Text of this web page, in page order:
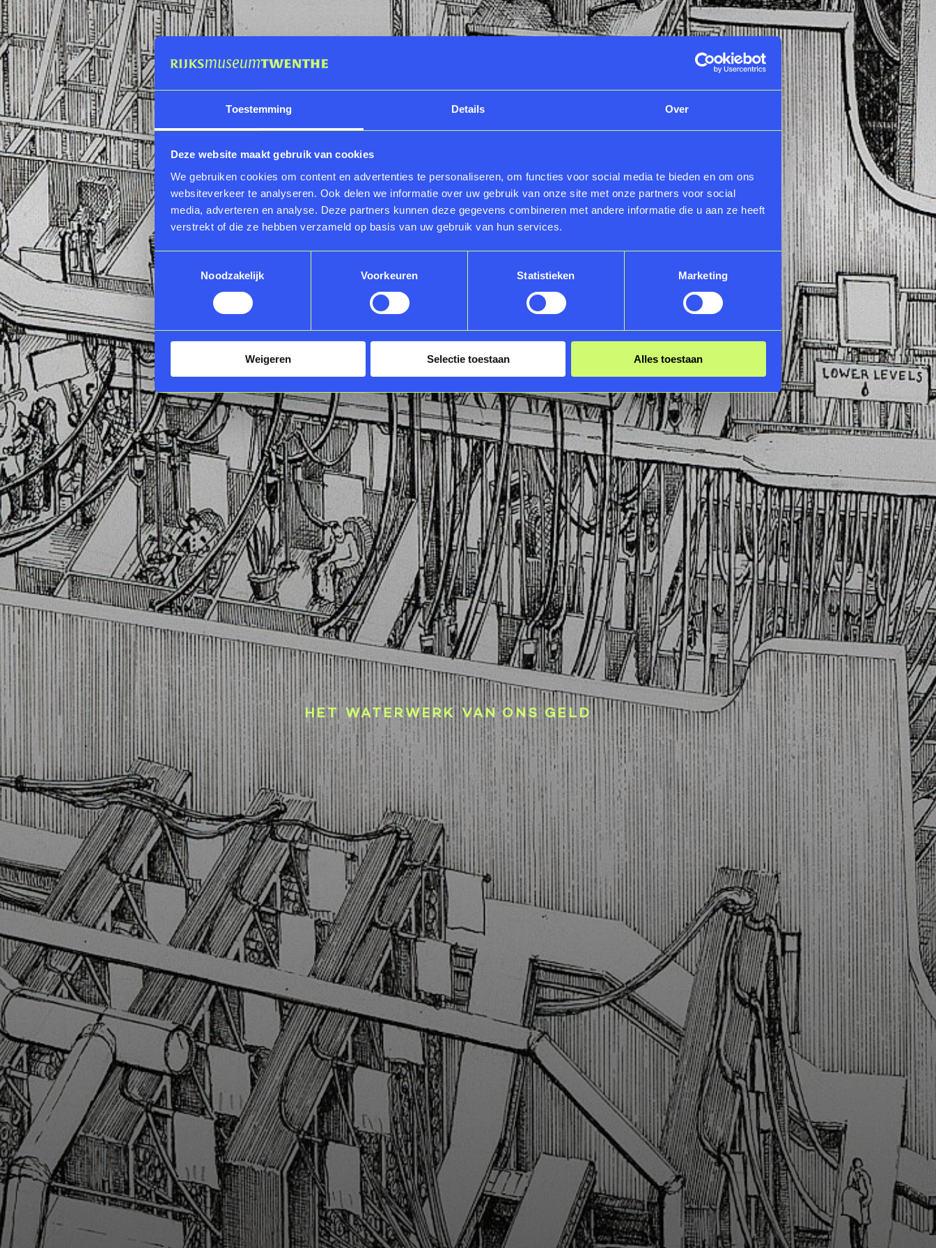
Toestemming Details Over
Deze website maakt gebruik van cookies
We gebruiken cookies om content en advertenties te personaliseren, om functies voor social media te bieden en om ons
websiteverkeer te analyseren. Ook delen we informatie over uw gebruik van onze site met onze partners voor social
media, adverteren en analyse. Deze partners kunnen deze gegevens combineren met andere informatie die u aan ze heeft
verstrekt of die ze hebben verzameld op basis van uw gebruik van hun services.
Toestemmingsselectie
Noodzakelijk
Voorkeuren Statistieken Marketing
Weigeren Selectie toestaan Alles toestaan
HET WATERWERK VAN ONS GELD